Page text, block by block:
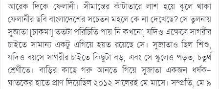
আরেক দিকে ফেলানী। সীমান্তের কাঁটাতারে লাশ হয়ে ঝুলে থাকা
ফেলানীর ছবি বাংলাদেশের সচেতন মহলে কে না দেখেছে? সে তুলনায়
সুজাতা [চাকমা] ততটা পরিচিতি পায় নি কখনো, যদিও এক্ষেত্রে সাগরীর
চাইতে সামান্য একটু এগিয়ে হয়ত রয়েছে সে। সুজাতাও ছিল শিশু,
যদিও বয়সে সাগরীর চাইতে কিছুটা বড়, এবং সে স্কুলেও পড়ত, চতুর্থ
শ্রেণীতে। বাড়ির কাছে গরু আনতে গিয়ে সুজাতা একজন ধর্ষক-
ঘাতকের হাতে প্রাণ দিয়েছিল ২০১২ সালেরই মে মাসে। সম্প্রতি, মে ৯